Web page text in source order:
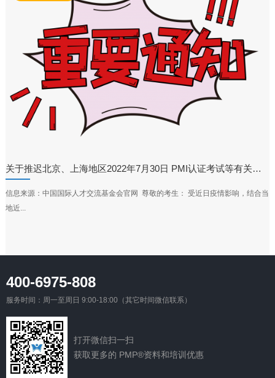
关于推迟北京、上海地区2022年7月30日 PMI认证考试等有关事项的通知
信息来源：中国国际人才交流基金会官网 尊敬的考生： 受近日疫情影响，结合当
地近...
400-6975-808
服务时间：周一至周日 9:00-18:00（其它时间微信联系）
打开微信扫一扫
获取更多的 PMP®资料和培训优惠